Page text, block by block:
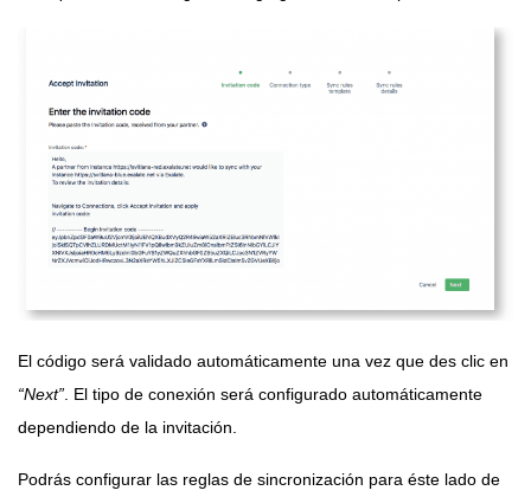
El código será validado automáticamente una vez que des clic en
“Next”. El tipo de conexión será configurado automáticamente
dependiendo de la invitación.
Podrás configurar las reglas de sincronización para éste lado de